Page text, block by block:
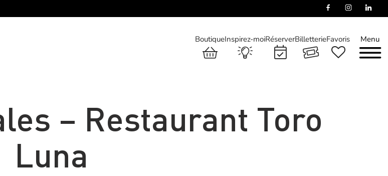
Menu
BoutiqueInspirez-moiRéserverBilletterieFavoris
– Restaurant Toro
Luna